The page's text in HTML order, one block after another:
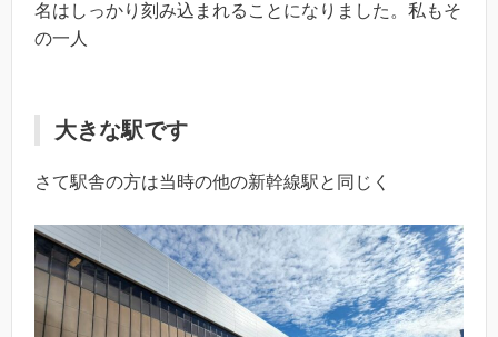
名はしっかり刻み込まれることになりました。私もそ
の一人
大きな駅です
さて駅舎の方は当時の他の新幹線駅と同じく